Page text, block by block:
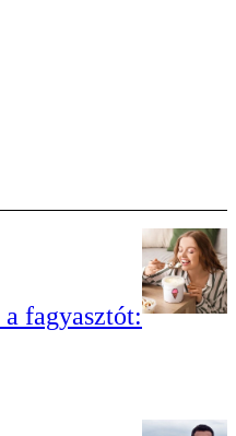
fagyasztót: